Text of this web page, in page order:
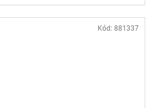
Kód: 881337